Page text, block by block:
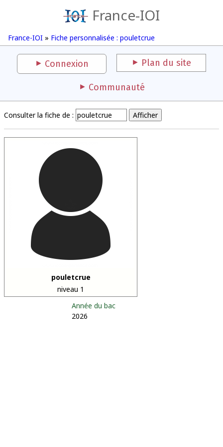
France-IOI
France-IOI » Fiche personnalisée : pouletcrue
Connexion Plan du site
Communauté
Consulter la fiche de :
pouletcrue
niveau 1
Année du bac
2026